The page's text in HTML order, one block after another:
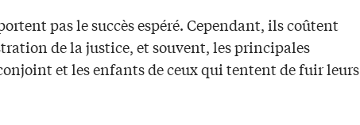
pas le succès espéré. Cependant, ils coûtent
de la justice, et souvent, les principales
et les enfants de ceux qui tentent de fuir leurs